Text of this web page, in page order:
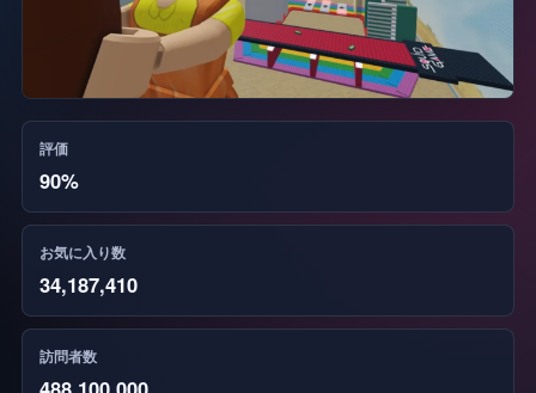
評価
90%
お気に入り数
34,187,410
訪問者数